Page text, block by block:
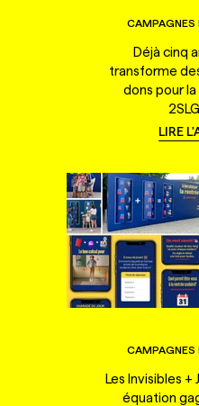
CAMPAGNES
Déjà cinq
transforme
dons pour
LIRE
CAMPAGNES
Les Invisibles +
équation